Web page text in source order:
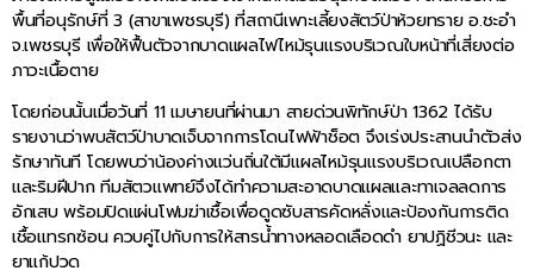
พื้นที่อนุรักษ์ที่ 3 (สาขาเพชรบุรี) ที่สถานีเพาะเลี้ยงสัตว์ป่าห้วยทราย อ.ชะอำ
จ.เพชรบุรี เพื่อให้ฟื้นตัวจากบาดแผลไฟไหม้รุนแรงบริเวณใบหน้าที่เสี่ยงต่อ
ภาวะเนื้อตาย
โดยก่อนนั้นเมื่อวันที่ 11 เมษายนที่ผ่านมา สายด่วนพิทักษ์ป่า 1362 ได้รับ
รายงานว่าพบสัตว์ป่าบาดเจ็บจากการโดนไฟฟ้าช็อต จึงเร่งประสานนำตัวส่ง
รักษาทันที โดยพบว่าน้องค่างแว่นถิ่นใต้มีแผลไหม้รุนแรงบริเวณเปลือกตา
และริมฝีปาก ทีมสัตวแพทย์จึงได้ทำความสะอาดบาดแผลและทาเจลลดการ
อักเสบ พร้อมปิดแผ่นโฟมฆ่าเชื้อเพื่อดูดซับสารคัดหลั่งและป้องกันการติด
เชื้อแทรกซ้อน ควบคู่ไปกับการให้สารน้ำทางหลอดเลือดดำ ยาปฏิชีวนะ และ
ยาแก้ปวด